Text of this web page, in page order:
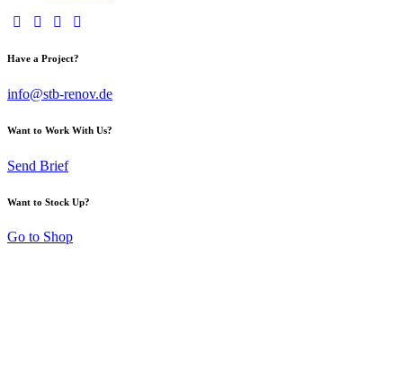
Have a Project?
info@stb-renov.de
Want to Work With Us?
Send Brief
Want to Stock Up?
Go to Shop